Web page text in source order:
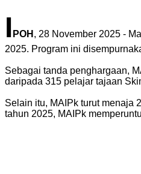
I POH , 28 November 2025 -
2025. Program ini
Sebagai tanda penghargaan,
daripada 315 pelajar tajaan
Selain itu, MAIPk turut menaja
tahun 2025, MAIPk